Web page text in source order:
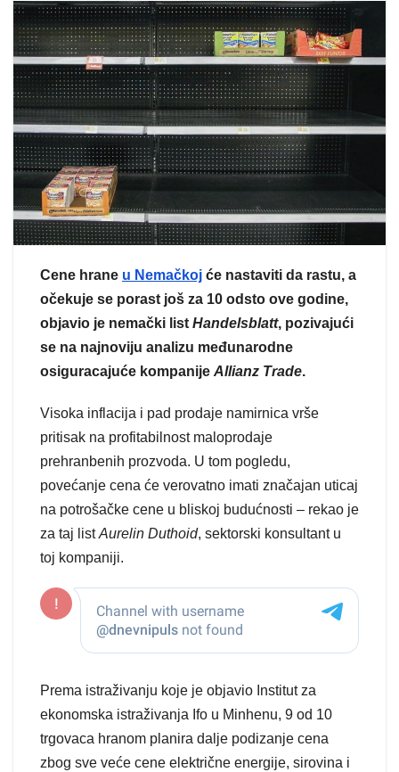
Cene hrane u Nemačkoj će nastaviti da rastu, a
očekuje se porast još za 10 odsto ove godine,
objavio je nemački list Handelsblatt, pozivajući
se na najnoviju analizu međunarodne
osiguracajuće kompanije Allianz Trade.
Visoka inflacija i pad prodaje namirnica vrše
pritisak na profitabilnost maloprodaje
prehranbenih prozvoda. U tom pogledu,
povećanje cena će verovatno imati značajan uticaj
na potrošačke cene u bliskoj budućnosti – rekao je
za taj listAurelin Duthoid, sektorski konsultant u
toj kompaniji.
Prema istraživanju koje je objavio Institut za
ekonomska istraživanja Ifo u Minhenu, 9 od 10
trgovaca hranom planira dalje podizanje cena
zbog sve veće cene električne energije, sirovina i